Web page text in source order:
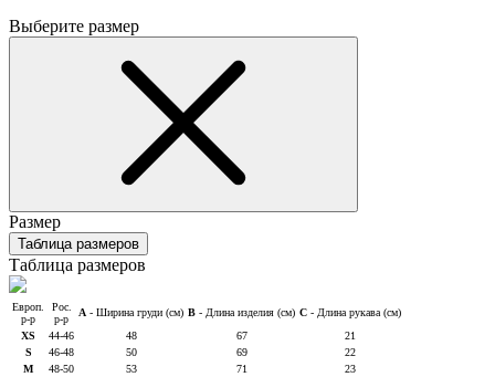
Выберите размер
Размер
Таблица размеров
Таблица размеров
Европ.
р-р
Рос.
р-р
A - Ширина груди (см) B - Длина изделия (см) C - Длина рукава (см)
XS
44-46 48 67
21
S
46-48 50 69
22
M
48-50 53 71
23